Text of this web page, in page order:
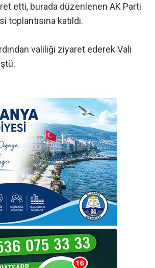
etti, burada düzenlenen AK Parti
toplantısına katıldı.
valiliği ziyaret ederek Vali